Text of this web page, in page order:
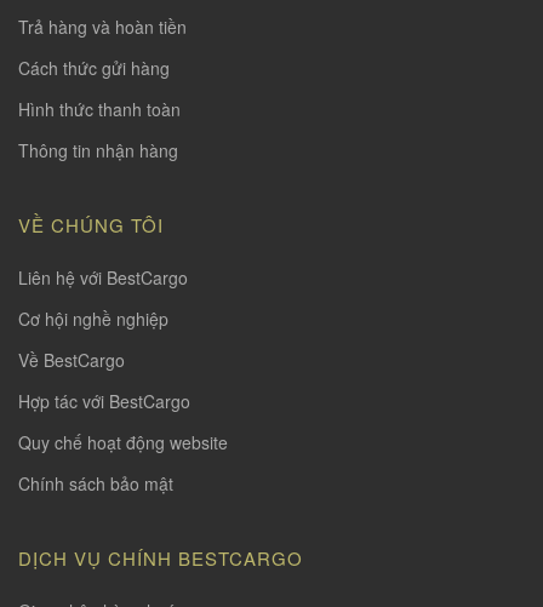
Trả hàng và hoàn tiền
Cách thức gửi hàng
Hình thức thanh toàn
Thông tin nhận hàng
VỀ CHÚNG TÔI
Liên hệ với BestCargo
Cơ hội nghề nghiệp
Về BestCargo
Hợp tác với BestCargo
Quy chế hoạt động website
Chính sách bảo mật
DỊCH VỤ CHÍNH BESTCARGO